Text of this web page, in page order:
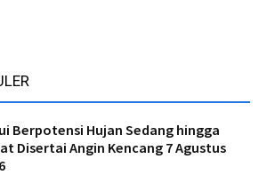
Berpotensi Hujan Sedang hingga
Disertai Angin Kencang 7 Agustus